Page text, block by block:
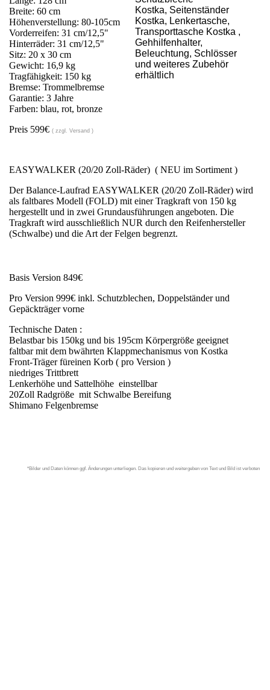
Breite: 60 cm
Höhenverstellung: 80-105cm
Vorderreifen: 31 cm/12,5"
Hinterräder: 31 cm/12,5"
Sitz: 20 x 30 cm
Gewicht: 16,9 kg
Tragfähigkeit: 150 kg
Bremse: Trommelbremse
Garantie: 3 Jahre
Farben: blau, rot, bronze
Preis 599€ ( zzgl. Versand )
Kostka, Seitenständer
Kostka, Lenkertasche,
Transporttasche Kostka ,
Gehhilfenhalter,
Beleuchtung, Schlösser
und weiteres Zubehör
erhältlich
EASYWALKER (20/20 Zoll-Räder) ( NEU im Sortiment )
Der Balance-Laufrad EASYWALKER (20/20 Zoll-Räder) wird
als faltbares Modell (FOLD) mit einer Tragkraft von 150 kg
hergestellt und in zwei Grundausführungen angeboten. Die
Tragkraft wird ausschließlich NUR durch den Reifenhersteller
(Schwalbe) und die Art der Felgen begrenzt.
Basis Version 849€
Pro Version 999€ inkl. Schutzblechen, Doppelständer und
Gepäckträger vorne
Technische Daten :
Belastbar bis 150kg und bis 195cm Körpergröße geeignet
faltbar mit dem bwährten Klappmechanismus von Kostka
Front-Träger füreinen Korb ( pro Version )
niedriges Trittbrett
Lenkerhöhe und Sattelhöhe einstellbar
20Zoll Radgröße mit Schwalbe Bereifung
Shimano Felgenbremse
*Bilder und Daten können ggf. Änderungen unterliegen. Das kopieren und weitergeben von Text und Bild ist verboten